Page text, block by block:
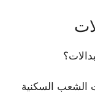
الشعب السكنية